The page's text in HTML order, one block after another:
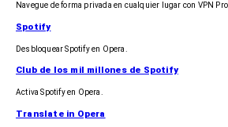
Navegue de forma privada en cualquier lugar con VPN
Spotify
Desbloquear Spotify en Opera.
Club de los mil millones de Spotify
Activa Spotify en Opera.
Translate in Opera